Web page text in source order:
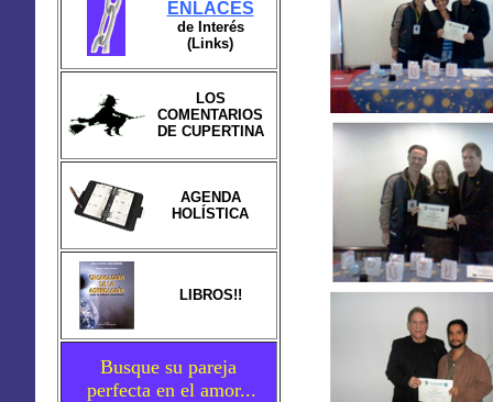
ENLACES
de Interés
(Links)
LOS
COMENTARIOS
DE CUPERTINA
AGENDA
HOLÍSTICA
LIBROS!!
Busque su pareja
perfecta en el amor...